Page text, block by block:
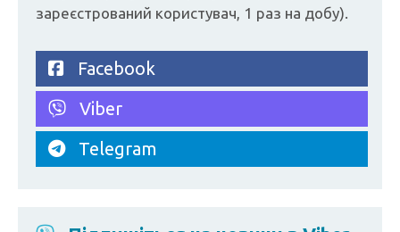
зареєстрований користувач, 1 раз на добу).
Facebook
Viber
Telegram